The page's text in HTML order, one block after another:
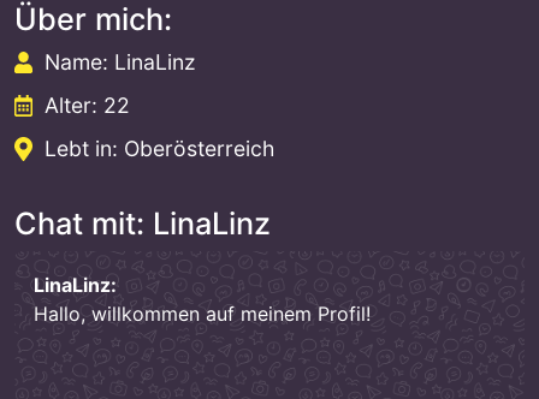
Über mich:
Name: LinaLinz
Alter: 22
Lebt in: Oberösterreich
Chat mit: LinaLinz
LinaLinz:
Hallo, willkommen auf meinem Profil!